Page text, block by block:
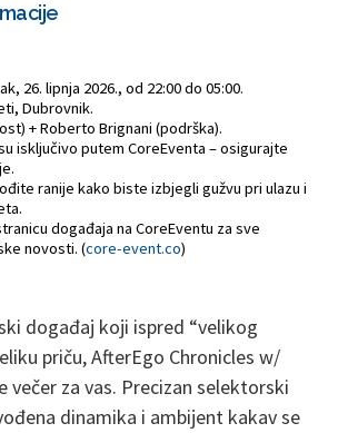
26. lipnja 2026., od 22:00 do 05:00.
Dubrovnik.
+ Roberto Brignani (podrška).
isključivo putem CoreEventa – osigurajte
ranije kako biste izbjegli gužvu pri ulazu i
događaja na CoreEventu za sve
novosti. (core-event.co)
događaj koji ispred “velikog
priču, AfterEgo Chronicles w/
večer za vas. Precizan selektorski
dinamika i ambijent kakav se